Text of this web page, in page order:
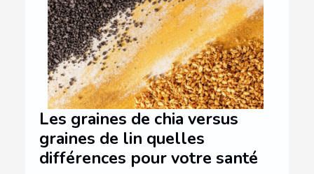
Les graines de chia versus
graines de lin quelles
différences pour votre santé